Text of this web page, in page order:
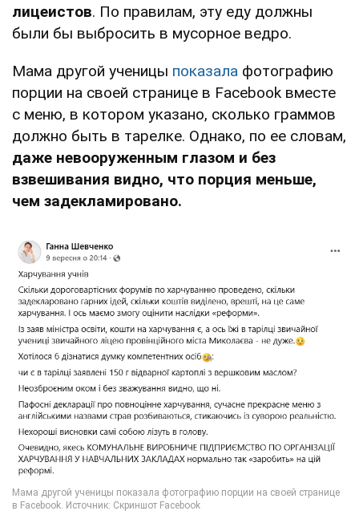
лицеистов. По правилам, эту еду должны
были бы выбросить в мусорное ведро.
Мама другой ученицы показала фотографию
порции на своей странице в Facebook вместе
с меню, в котором указано, сколько граммов
должно быть в тарелке. Однако, по ее словам,
даже невооруженным глазом и без
взвешивания видно, что порция меньше,
чем задекламировано.